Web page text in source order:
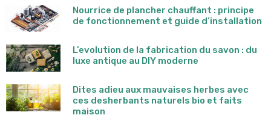
Nourrice de plancher chauffant : principe
de fonctionnement et guide d’installation
L’evolution de la fabrication du savon : du
luxe antique au DIY moderne
Dites adieu aux mauvaises herbes avec
ces desherbants naturels bio et faits
maison